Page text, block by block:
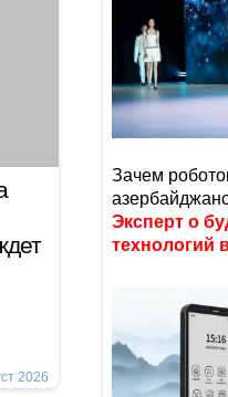
2026
Зачем
Эксперт о
технологий